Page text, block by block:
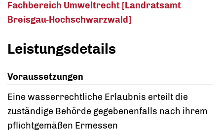
Fachbereich Umweltrecht [Landratsamt
Breisgau-Hochschwarzwald]
Leistungsdetails
Voraussetzungen
Eine wasserrechtliche Erlaubnis erteilt die
zuständige Behörde gegebenenfalls nach ihrem
pflichtgemäßen Ermessen